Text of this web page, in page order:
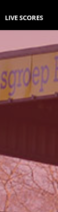
LIVE SCORES